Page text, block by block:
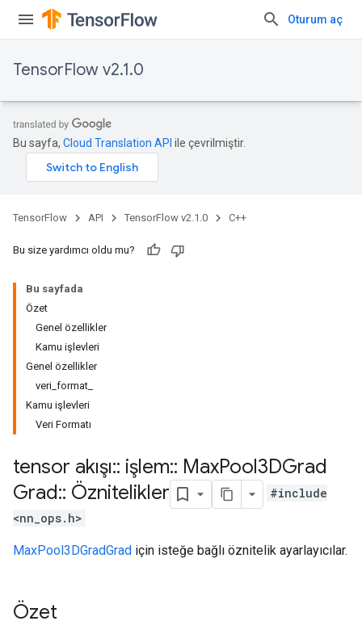
Oturum aç
TensorFlow v2.1.0
Bu sayfa, Cloud Translation API ile çevrilmiştir.
TensorFlow API TensorFlow v2.1.0 C++
Bu size yardımcı oldu mu?
Bu sayfada
Özet
Genel özellikler
Kamu işlevleri
Genel özellikler
veri_format_
Kamu işlevleri
Veri Formatı
tensor akışı:: işlem:: MaxPool3DGrad
Grad:: Öznitelikler
#include
<nn_ops.h>
MaxPool3DGradGrad için isteğe bağlı öznitelik ayarlayıcılar.
Özet